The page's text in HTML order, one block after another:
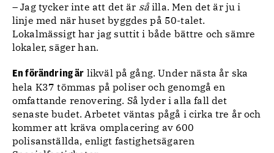
– Jag tycker inte att det är såilla. Men det är ju i
linje med när huset byggdes på 50-talet.
Lokalmässigt har jag suttit i både bättre och sämre
lokaler, säger han.
En förändring är likväl på gång. Under nästa år ska
hela K37 tömmas på poliser och genomgå en
omfattande renovering. Så lyder i alla fall det
senaste budet. Arbetet väntas pågå i cirka tre år och
kommer att kräva omplacering av 600
polisanställda, enligt fastighetsägaren